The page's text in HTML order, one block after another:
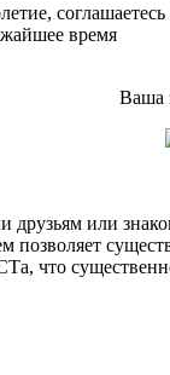
время
Ваша
друзьям или
что